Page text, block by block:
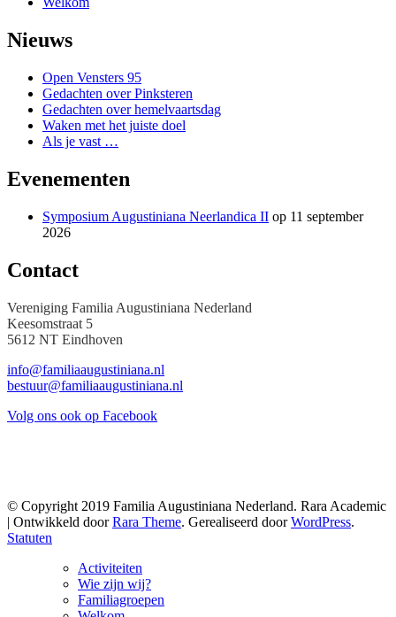
Nieuws
Open Vensters 95
Gedachten over Pinksteren
Gedachten over hemelvaartsdag
Waken met het juiste doel
Als je vast …
Evenementen
Symposium Augustiniana Neerlandica II op 11 september
2026
Contact
Vereniging Familia Augustiniana Nederland
Keesomstraat 5
5612 NT Eindhoven
info@familiaaugustiniana.nl
bestuur@familiaaugustiniana.nl
Volg ons ook op Facebook
© Copyright 2019 Familia Augustiniana Nederland. Rara Academic
| Ontwikkeld doorRara Theme. Gerealiseerd doorWordPress.
Statuten
Activiteiten
Wie zijn wij?
Familiagroepen